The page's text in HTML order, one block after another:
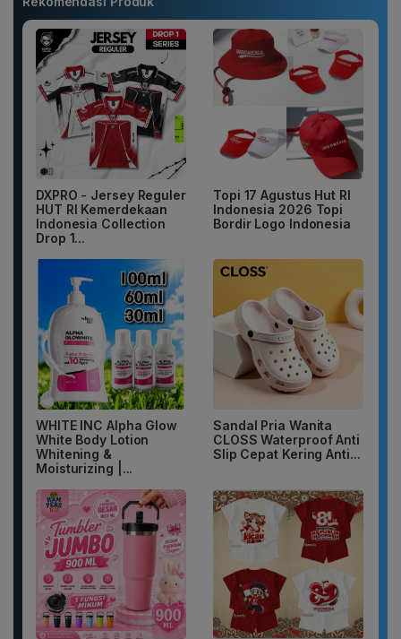
DXPRO - Jersey Reguler
HUT RI Kemerdekaan
Indonesia Collection
Drop 1...
Topi 17 Agustus Hut RI
Indonesia 2026 Topi
Bordir Logo Indonesia
WHITE INC Alpha Glow
White Body Lotion
Whitening &
Moisturizing |...
Sandal Pria Wanita
CLOSS Waterproof Anti
Slip Cepat Kering Anti...